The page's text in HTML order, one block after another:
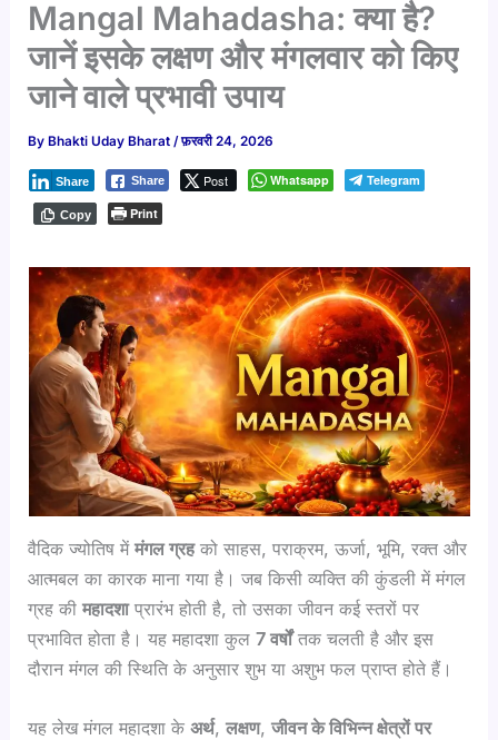
Mangal Mahadasha: क्या है?
जानें इसके लक्षण और मंगलवार को किए
जाने वाले प्रभावी उपाय
By Bhakti Uday Bharat/फ़रवरी 24, 2026
Share Post
Share Whatsapp Telegram
Copy Print
वैदिक ज्योतिष मेंमंगल ग्रहको साहस, पराक्रम, ऊर्जा, भूमि, रक्त और
आत्मबल का कारक माना गया है। जब किसी व्यक्ति की कुंडली में मंगल
ग्रह कीमहादशाप्रारंभ होती है, तो उसका जीवन कई स्तरों पर
प्रभावित होता है। यह महादशा कुल7 वर्षोंतक चलती है और इस
दौरान मंगल की स्थिति के अनुसार शुभ या अशुभ फल प्राप्त होते हैं।
यह लेख मंगल महादशा केअर्थ,लक्षण,जीवन के विभिन्न क्षेत्रों पर